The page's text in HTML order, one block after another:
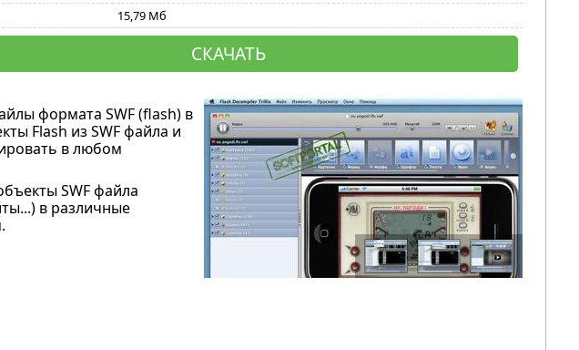
15,79 Мб
СКАЧАТЬ
формата SWF (flash) в
Flash из SWF файла и
в любом
SWF файла
в различные